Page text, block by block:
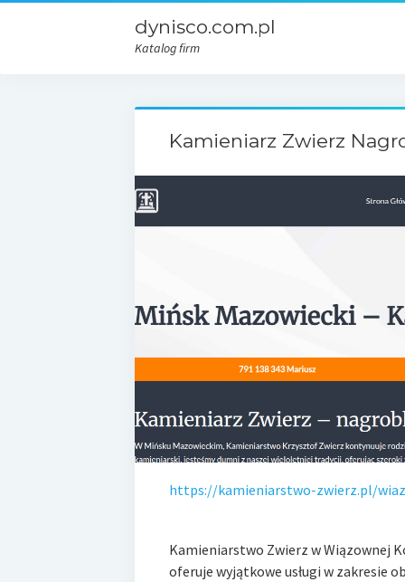
dynisco.com.pl
Katalog firm
Kamieniarz Zwierz
https://kamieniarstwo-zwierz.pl/
Kamieniarstwo Zwierz w Wiązownej
oferuje wyjątkowe usługi w zakresie